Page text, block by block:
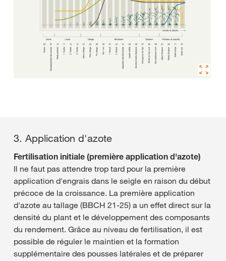
3. Application d'azote
Fertilisation initiale (première application d'azote)
Il ne faut pas attendre trop tard pour la première
application d'engrais dans le seigle en raison du début
précoce de la croissance. La première application
d'azote au tallage (BBCH 21-25) a un effet direct sur la
densité du plant et le développement des composants
du rendement. Grâce au niveau de fertilisation, il est
possible de réguler le maintien et la formation
supplémentaire des pousses latérales et de préparer